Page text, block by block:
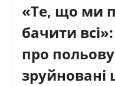
«Те, що ми
бачити
про
зруйновані